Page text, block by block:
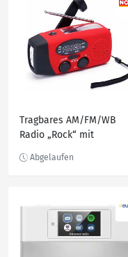
Tragbares AM/FM/WB
Radio „Rock“ mit
AM/FM/WB* Radio rot